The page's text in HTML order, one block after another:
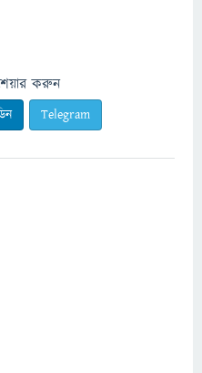
শেয়ার করুন
Telegram